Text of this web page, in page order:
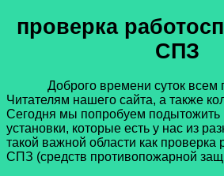
проверка
СПЗ
Доброго времени суток всем
Читателям нашего сайта, а также
Сегодня мы попробуем подытожить
установки, которые есть у нас из
такой важной области как проверка
СПЗ (средств противопожарной